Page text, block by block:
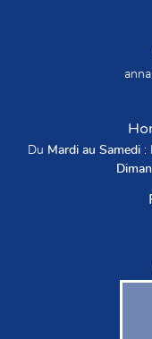
Du Mardi au Samedi: